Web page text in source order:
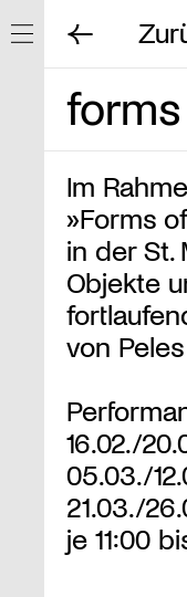
Im
»Forms
in der St.
Objekte
von
16.02./
05.03./
21.03./
je 11:00